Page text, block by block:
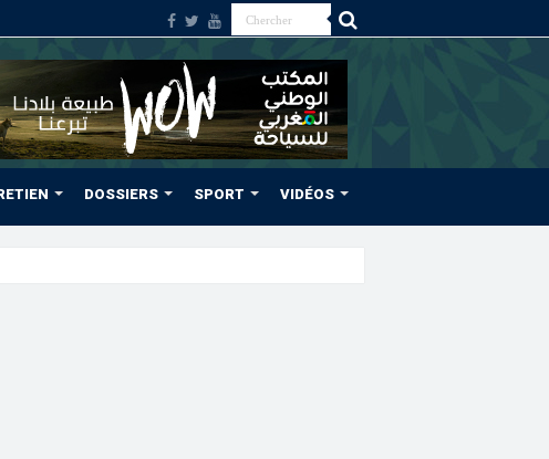
DOSSIERS SPORT VIDÉOS